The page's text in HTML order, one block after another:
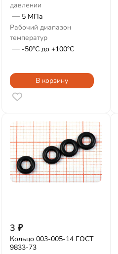
давлении
— 5 МПа
Рабочий диапазон
температур
— -50°С до +100°С
В корзину
3 ₽
Кольцо 003-005-14 ГОСТ
9833-73